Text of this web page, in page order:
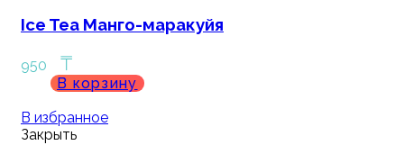
Ice Tea Манго-маракуйя
950 ₸
В корзину
В избранное
Закрыть